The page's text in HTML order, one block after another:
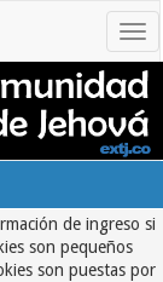
de ingreso si
son pequeños
son puestas por